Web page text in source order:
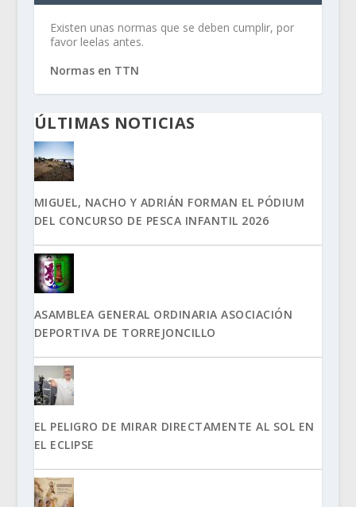
Existen unas normas que se deben cumplir, por
favor leelas antes.
Normas en TTN
ÚLTIMAS NOTICIAS
MIGUEL, NACHO Y ADRIÁN FORMAN EL PÓDIUM
DEL CONCURSO DE PESCA INFANTIL 2026
ASAMBLEA GENERAL ORDINARIA ASOCIACIÓN
DEPORTIVA DE TORREJONCILLO
EL PELIGRO DE MIRAR DIRECTAMENTE AL SOL EN
EL ECLIPSE